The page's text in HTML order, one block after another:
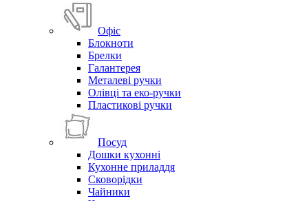
Офіс
Блокноти
Брелки
Галантерея
Металеві ручки
Олівці та еко-ручки
Пластикові ручки
Посуд
Дошки кухонні
Кухонне приладдя
Сковорідки
Чайники